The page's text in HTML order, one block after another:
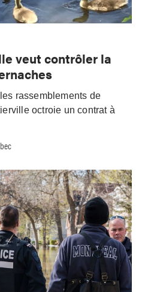
veut contrôler la
rassemblements de
octroie un contrat à